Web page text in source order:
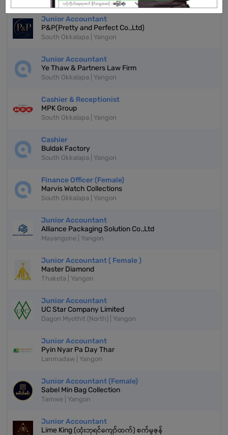
Junior Accountant
P&P(Pretty and Perfect Co.,Ltd)
South Okkalapa | Yangon
Junior Accountant
Ye Thaw & Partners Law Firm
South Okkalapa | Yangon
Cashier & Receptionist
MPK Group
South Okkalapa | Yangon
Cashier
Buldak Factory
South Okkalapa | Yangon
Finance Officer (Female)
Marvis Watch Collections
South Okkalapa | Yangon
Junior Accountant
Alliance Packaging Solution Co.,Ltd
Mayangone | Yangon
Junior Accountant ( Female )
Master Diamond
Thaketa | Yangon
Junior Accountant
UC Star Company Limited
Dagon Myothit (North) | Yangon
Junior Accountant
Pyin Nyar Pa Day Thar
Lanmadaw | Yangon
Junior Accountant (Female)
Sabel Min Bag Collection
Tamwe | Yangon
Junior Accountant
Lime King (ထုံးဘုရင်ကျော်ထက်) စက်မှုဇုန်